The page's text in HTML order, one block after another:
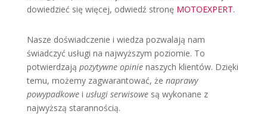
dowiedzieć się więcej, odwiedź stronę MOTOEXPERT.
Nasze doświadczenie i wiedza pozwalają nam
świadczyć usługi na najwyższym poziomie. To
potwierdzają pozytywne opinienaszych klientów. Dzięki
temu, możemy zagwarantować, że naprawy
powypadkowei usługi serwisowesą wykonane z
najwyższą starannością.